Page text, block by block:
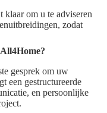
om u te adviseren
zodat
gesprek om uw
een gestructureerde
en persoonlijke